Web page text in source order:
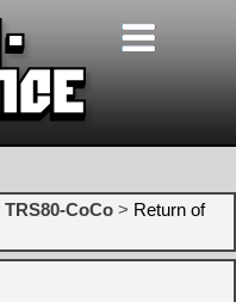
TRS80-CoCo > Return of